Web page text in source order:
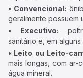
• Convencional:
geralmente possuem
• Executivo:
sanitário e, em
• Leito ou Leito-
mais longas, com ar-
água mineral.